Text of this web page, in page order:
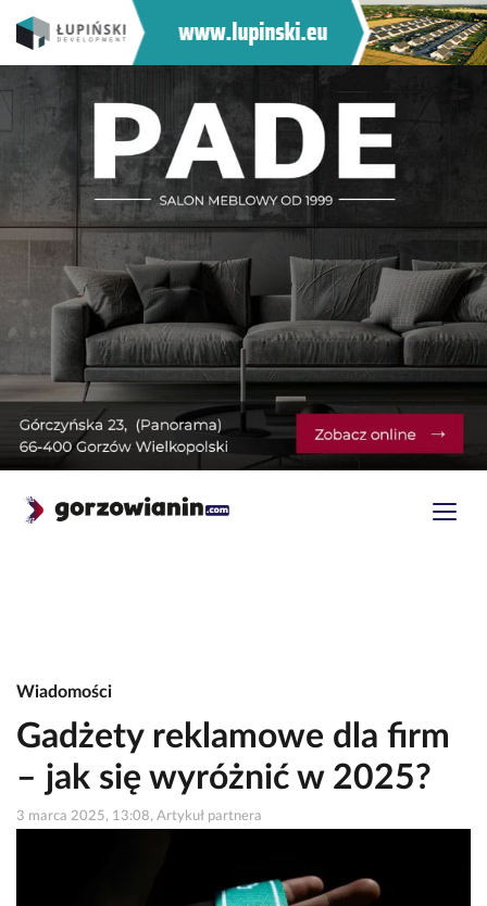
Wiadomości
Gadżety reklamowe dla firm
– jak się wyróżnić w 2025?
3 marca 2025, 13:08, Artykuł partnera